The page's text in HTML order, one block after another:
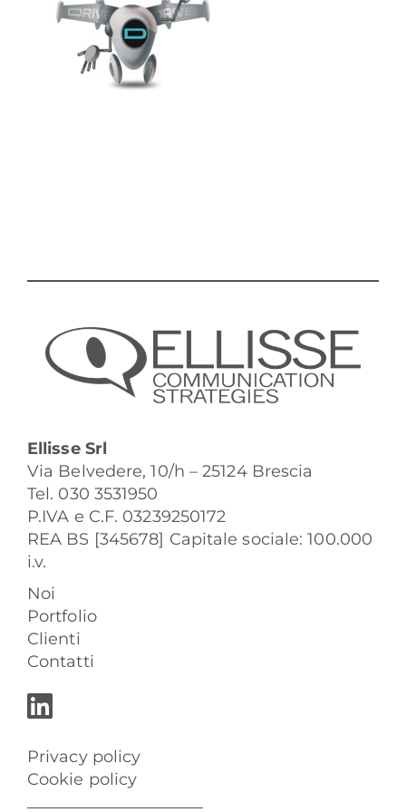
Ellisse Srl
Via Belvedere, 10/h – 25124 Brescia
Tel. 030 3531950
P.IVA e C.F. 03239250172
REA BS [345678] Capitale sociale: 100.000
i.v.
Noi
Portfolio
Clienti
Contatti
Privacy policy
Cookie policy